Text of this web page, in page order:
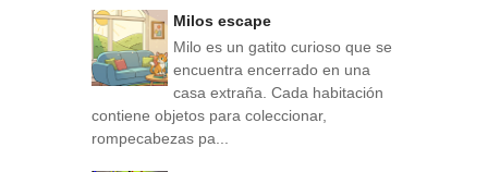
Milos escape
Milo es un gatito curioso que se
encuentra encerrado en una
casa extraña. Cada habitación
contiene objetos para coleccionar,
rompecabezas pa...